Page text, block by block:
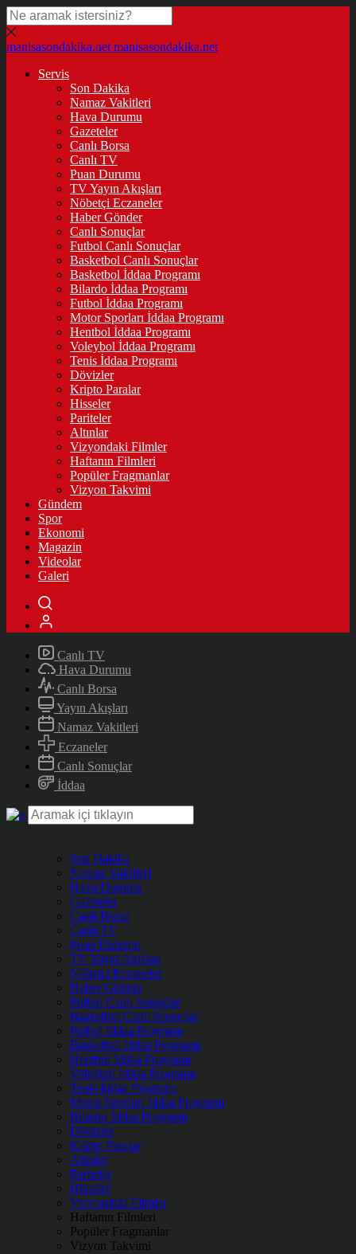
manisasondakika.net manisasondakika.net
Servis
Son Dakika
Namaz Vakitleri
Hava Durumu
Gazeteler
Canlı Borsa
Canlı TV
Puan Durumu
TV Yayın Akışları
Nöbetçi Eczaneler
Haber Gönder
Canlı Sonuçlar
Futbol Canlı Sonuçlar
Basketbol Canlı Sonuçlar
Basketbol İddaa Programı
Bilardo İddaa Programı
Futbol İddaa Programı
Motor Sporları İddaa Programı
Hentbol İddaa Programı
Voleybol İddaa Programı
Tenis İddaa Programı
Dövizler
Kripto Paralar
Hisseler
Pariteler
Altınlar
Vizyondaki Filmler
Haftanın Filmleri
Popüler Fragmanlar
Vizyon Takvimi
Gündem
Spor
Ekonomi
Magazin
Videolar
Galeri
Canlı TV
Hava Durumu
Canlı Borsa
Yayın Akışları
Namaz Vakitleri
Eczaneler
Canlı Sonuçlar
İddaa
Son Dakika
Namaz Vakitleri
Hava Durumu
Gazeteler
Canlı Borsa
Canlı TV
Puan Durumu
TV Yayın Akışları
Nöbetçi Eczaneler
Haber Gönder
Futbol Canlı Sonuçlar
Basketbol Canlı Sonuçlar
Futbol İddaa Programı
Basketbol İddaa Programı
Hentbol İddaa Programı
Voleybol İddaa Programı
Tenis İddaa Programı
Motor Sporları İddaa Programı
Bilardo İddaa Programı
Dövizler
Kripto Paralar
Altınlar
Pariteler
Hisseler
Vizyondaki Filmler
Haftanın Filmleri
Popüler Fragmanlar
Vizyon Takvimi